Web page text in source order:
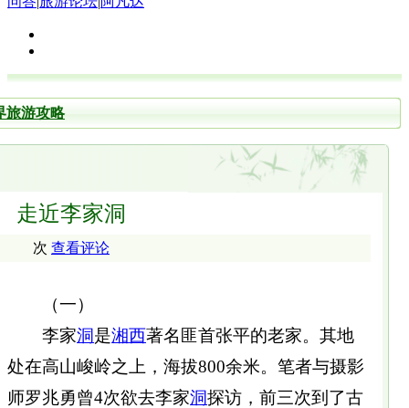
旅游攻略
走近李家洞
次 查看评论
（一）
李家洞是湘西著名匪首张平的老家。其地
处在高山峻岭之上，海拔800余米。笔者与摄影
师罗兆勇曾4次欲去李家洞探访，前三次到了古